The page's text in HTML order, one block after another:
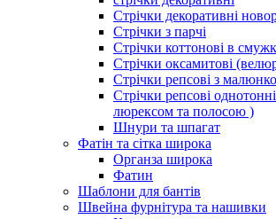
Стрічки декоративні
Стрічки з парчі
Стрічки коттонові в
Стрічки оксамитові
Стрічки репсові з
Стрічки репсові
люрексом та полосою )
Шнури та шпагат
Фатін та сітка широка
Органза широка
Фатин
Шаблони для бантів
Швейна фурнітура та нашивки